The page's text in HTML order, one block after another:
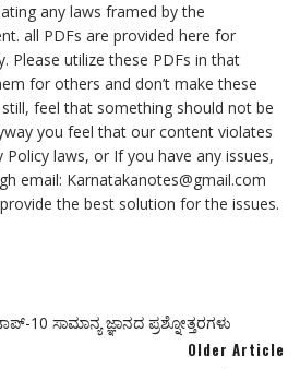
any laws framed by the
all PDFs are provided here for
Please utilize these PDFs in that
for others and don’t make these
feel that something should not be
you feel that our content violates
Policy laws, or If you have any issues,
email: Karnatakanotes@gmail.com
the best solution for the issues.
10 ಸಾಮಾನ್ಯ ಜ್ಞಾನದ ಪ್ರಶ್ನೋತ್ತರಗಳು
Older Article